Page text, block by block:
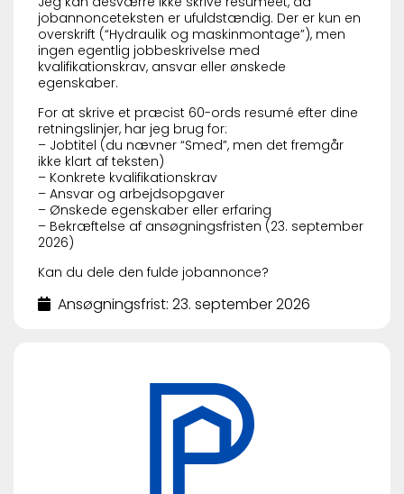
jobannonceteksten er ufuldstændig. Der er kun en
overskrift (“Hydraulik og maskinmontage”), men
ingen egentlig jobbeskrivelse med
kvalifikationskrav, ansvar eller ønskede
egenskaber.
For at skrive et præcist 60-ords resumé efter dine
retningslinjer, har jeg brug for:
– Jobtitel (du nævner “Smed”, men det fremgår
ikke klart af teksten)
– Konkrete kvalifikationskrav
– Ansvar og arbejdsopgaver
– Ønskede egenskaber eller erfaring
– Bekræftelse af ansøgningsfristen (23. september
2026)
Kan du dele den fulde jobannonce?
Ansøgningsfrist: 23. september 2026